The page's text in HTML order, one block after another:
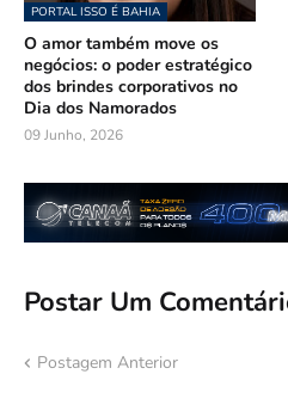
PORTAL ISSO É BAHIA
O amor também move os
negócios: o poder estratégico
dos brindes corporativos no
Dia dos Namorados
09 Junho, 2026
Postar Um
Postagem Anterior